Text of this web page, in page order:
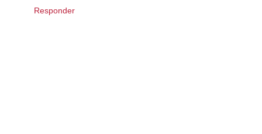
Responder